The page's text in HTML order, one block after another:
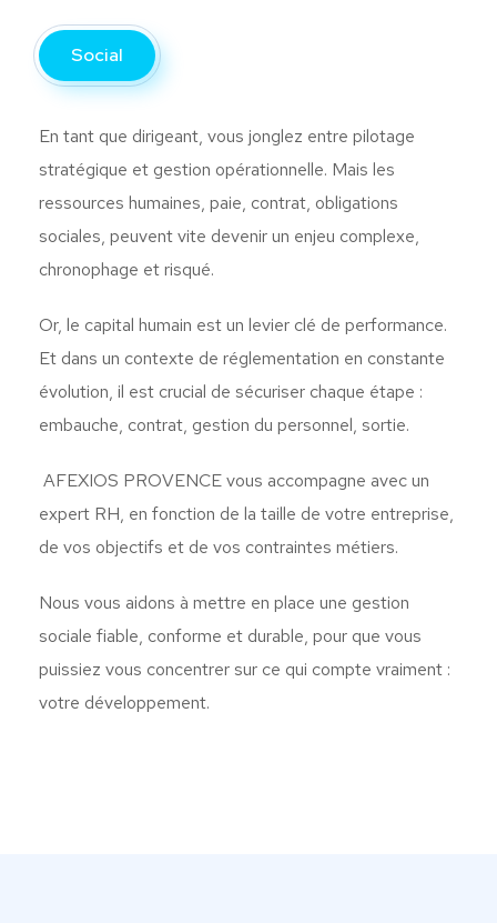
Social
En tant que dirigeant, vous jonglez entre pilotage
stratégique et gestion opérationnelle. Mais les
ressources humaines, paie, contrat, obligations
sociales, peuvent vite devenir un enjeu complexe,
chronophage et risqué.
Or, le capital humain est un levier clé de performance.
Et dans un contexte de réglementation en constante
évolution, il est crucial de sécuriser chaque étape :
embauche, contrat, gestion du personnel, sortie.
AFEXIOS PROVENCE vous accompagne avec un
expert RH, en fonction de la taille de votre entreprise,
de vos objectifs et de vos contraintes métiers.
Nous vous aidons à mettre en place une gestion
sociale fiable, conforme et durable, pour que vous
puissiez vous concentrer sur ce qui compte vraiment :
votre développement.